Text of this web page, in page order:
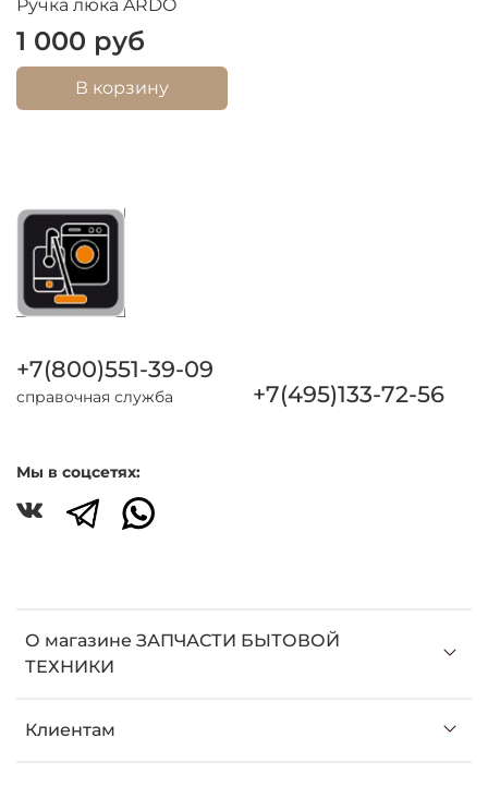
Ручка люка ARDO
1 000 руб
В корзину
О магазине ЗАПЧАСТИ БЫТОВОЙ
ТЕХНИКИ
Клиентам
+7(800)551-39-09
справочная служба +7(495)133-72-56
Мы в соцсетях: